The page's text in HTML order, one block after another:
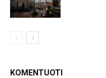
KOMENTUOTI